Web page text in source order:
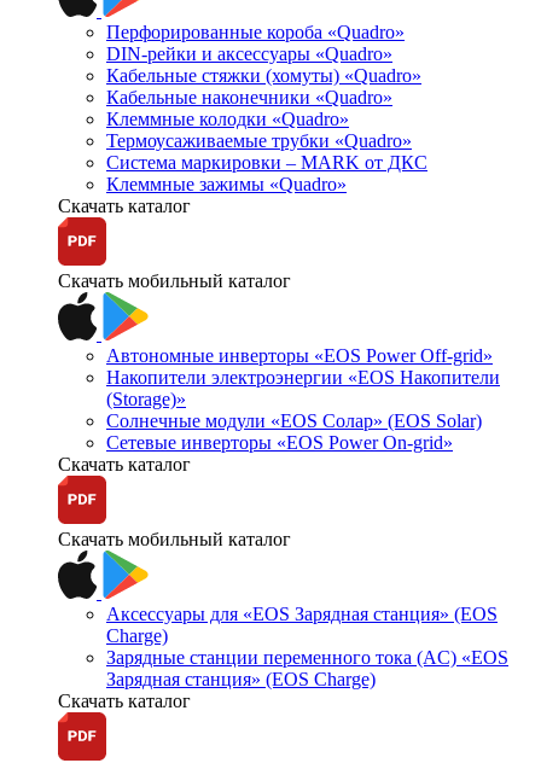
Перфорированные короба «Quadro»
DIN-рейки и аксессуары «Quadro»
Кабельные стяжки (хомуты) «Quadro»
Кабельные наконечники «Quadro»
Клеммные колодки «Quadro»
Термоусаживаемые трубки «Quadro»
Система маркировки – MARK от ДКС
Клеммные зажимы «Quadro»
Скачать каталог
Скачать мобильный каталог
Автономные инверторы «EOS Power Off-grid»
Накопители электроэнергии «EOS Накопители
(Storage)»
Солнечные модули «EOS Солар» (EOS Solar)
Сетевые инверторы «EOS Power On-grid»
Скачать каталог
Скачать мобильный каталог
Аксессуары для «EOS Зарядная станция» (EOS
Charge)
Зарядные станции переменного тока (AC) «EOS
Зарядная станция» (EOS Charge)
Скачать каталог